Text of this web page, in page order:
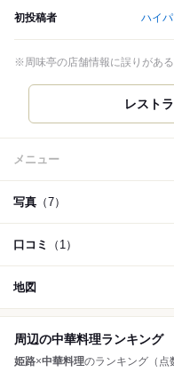
初投稿者 ハイ
※周味亭の店舗情報に誤りがあ
メニュー
写真 （7）
口コミ （1）
地図
周辺の中華料理ランキング
姫路×中華料理のランキング（点